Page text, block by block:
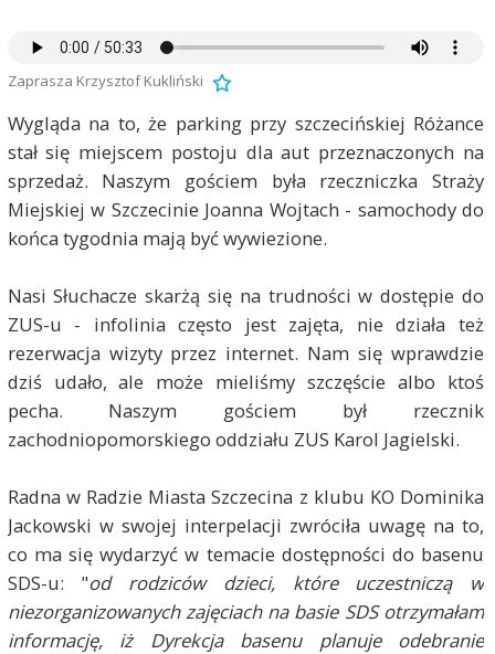
Zaprasza Krzysztof Kukliński
Wygląda na to, że parking przy szczecińskiej Różance
stał się miejscem postoju dla aut przeznaczonych na
sprzedaż. Naszym gościem była rzeczniczka Straży
Miejskiej w Szczecinie Joanna Wojtach - samochody do
końca tygodnia mają być wywiezione.
Nasi Słuchacze skarżą się na trudności w dostępie do
ZUS-u - infolinia często jest zajęta, nie działa też
rezerwacja wizyty przez internet. Nam się wprawdzie
dziś udało, ale może mieliśmy szczęście albo ktoś
pecha. Naszym gościem był rzecznik
zachodniopomorskiego oddziału ZUS Karol Jagielski.
Radna w Radzie Miasta Szczecina z klubu KO Dominika
Jackowski w swojej interpelacji zwróciła uwagę na to,
co ma się wydarzyć w temacie dostępności do basenu
SDS-u: "od rodziców dzieci, które uczestniczą w
niezorganizowanych zajęciach na basie SDS otrzymałam
informację, iż Dyrekcja basenu planuje odebranie